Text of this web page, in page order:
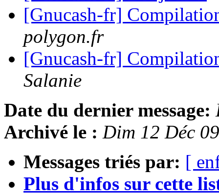
[Gnucash-fr]
polygon.fr
[Gnucash-fr]
Salanie
Date du dernier message:
Archivé le : Dim 12 Déc
Messages triés par: [
Plus d'infos sur cette